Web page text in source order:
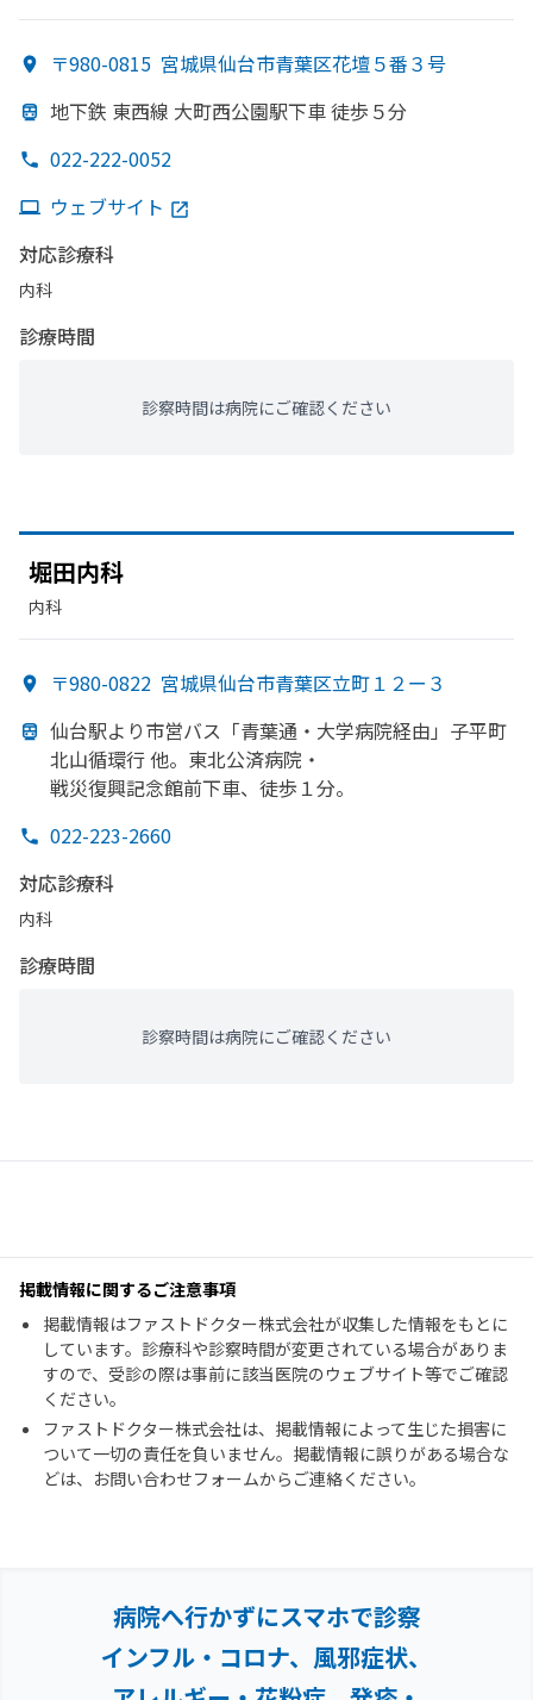
〒980-0815 宮城県仙台市青葉区花壇５番３号
地下鉄 東西線 大町西公園駅下車 徒歩５分
022-222-0052
ウェブサイト
対応診療科
内科
診療時間
診察時間は病院にご確認ください
堀田内科
内科
〒980-0822 宮城県仙台市青葉区立町１２ー３
仙台駅より市営バス「青葉通・ 大学病院経由」子平町
北山循環行 他。 東北公済病院・
戦災復興記念館前下車、 徒歩１分。
022-223-2660
対応診療科
内科
診療時間
診察時間は病院にご確認ください
掲載情報に関するご注意事項
掲載情報はファストドクター株式会社が収集した情報をもとに
しています。診療科や診察時間が変更されている場合がありま
すので、受診の際は事前に該当医院のウェブサイト等でご確認
ください。
ファストドクター株式会社は、掲載情報によって生じた損害に
ついて一切の責任を負いません。掲載情報に誤りがある場合な
どは、お問い合わせフォームからご連絡ください。
病院へ行かずにスマホで診察
インフル・コロナ、風邪症状、